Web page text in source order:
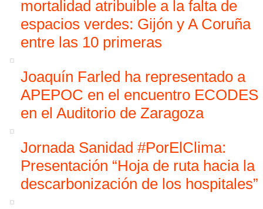
mortalidad atribuible a la falta de
espacios verdes: Gijón y A Coruña
entre las 10 primeras
Joaquín Farled ha representado a
APEPOC en el encuentro ECODES
en el Auditorio de Zaragoza
Jornada Sanidad #PorElClima:
Presentación “Hoja de ruta hacia la
descarbonización de los hospitales”